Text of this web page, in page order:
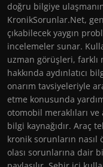
doğru bilgiye
KronikSorunlar.Net,
çıkabilecek yaygın
incelemeler sunar.
uzman görüşleri, farklı
hakkında aydınlatıcı
onarım tavsiyeleriyle
etme konusunda
otomobil meraklıları
bilgi kaynağıdır. Araç
kronik sorunların
olası sorunlarına dair